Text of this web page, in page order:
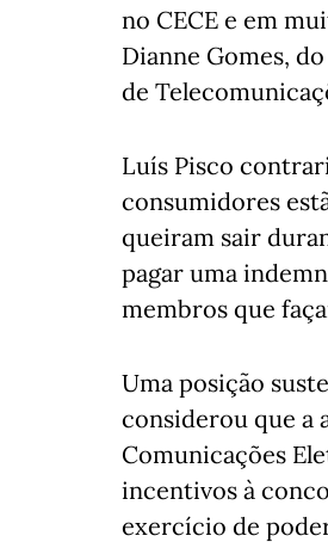
no CECE e em
Dianne Gomes,
de
Luís Pisco
consumidores
queiram sair
pagar uma
membros que
Uma posição
considerou que a
Comunicações
incentivos à
exercício de